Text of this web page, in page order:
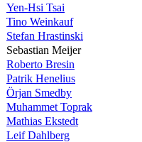
Yen-Hsi Tsai
Tino Weinkauf
Stefan Hrastinski
Sebastian Meijer
Roberto Bresin
Patrik Henelius
Örjan Smedby
Muhammet Toprak
Mathias Ekstedt
Leif Dahlberg